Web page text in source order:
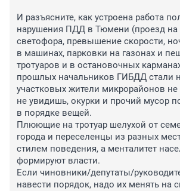
И разъясните, как устроена работа
нарушения ПДД в Тюмени (проезд на
светофора, превышение скорости,
в машинах, парковки на газонах и
тротуаров и в остановочных
прошлых начальников ГИБДД стали
участковых жители микрорайонов
не увидишь, окурки и прочий мусор
в порядке вещей.
Плюющие на тротуар шелухой от
города и переселенцы из разных
стилем поведения, а менталитет
формируют власти.
Если чиновники/депутаты/
навести порядок, надо их менять на